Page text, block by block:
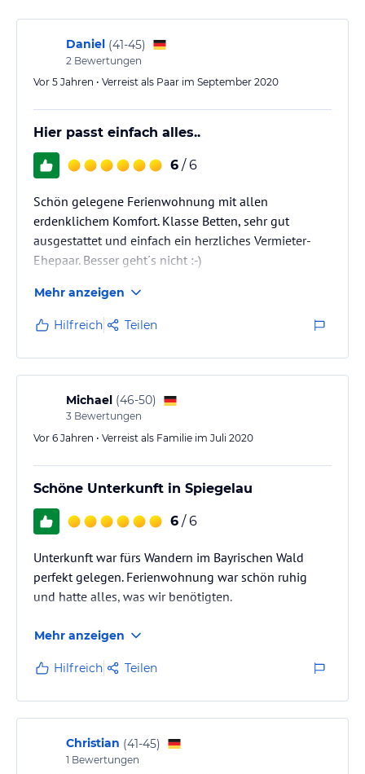
Daniel (41-45)
2 Bewertungen
Vor 5 Jahren • Verreist als Paar im September 2020
Hier passt einfach alles..
6 / 6
Schön gelegene Ferienwohnung mit allen
erdenklichem Komfort. Klasse Betten, sehr gut
ausgestattet und einfach ein herzliches Vermieter-
Ehepaar. Besser geht´s nicht :-)
Mehr anzeigen
Hilfreich Teilen
Michael (46-50)
3 Bewertungen
Vor 6 Jahren • Verreist als Familie im Juli 2020
Schöne Unterkunft in Spiegelau
6 / 6
Unterkunft war fürs Wandern im Bayrischen Wald
perfekt gelegen. Ferienwohnung war schön ruhig
und hatte alles, was wir benötigten.
Mehr anzeigen
Hilfreich Teilen
Christian (41-45)
1 Bewertungen